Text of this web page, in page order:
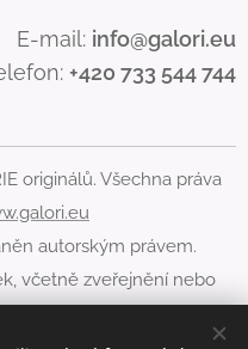
E-mail: info@galori.eu
+420 733 544 744
originálů. Všechna práva
autorským právem.
včetně zveřejnění nebo